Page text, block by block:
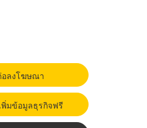
ลงโฆษณา
มข้อมูลธุรกิจฟรี